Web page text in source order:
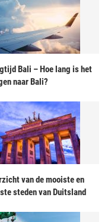
Bali – Hoe lang is het
naar Bali?
van de mooiste en
steden van Duitsland